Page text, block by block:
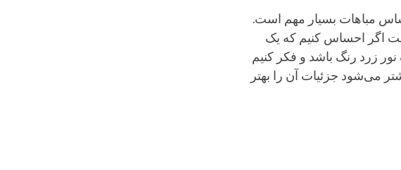
مباهات بسیار مهم است.
اگر احساس کنیم که یک
زرد رنگ باشد و فکر کنیم
می‌شود جزئیات آن را بهتر